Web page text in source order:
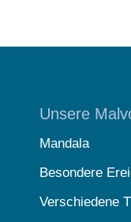
Unsere
Mandala
Besondere
Verschiedene